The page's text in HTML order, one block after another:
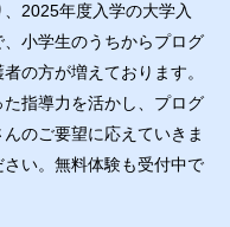
2025年度入学の大学入
小学生のうちからプログ
の方が増えております。
指導力を活かし、プログ
のご要望に応えていきま
い。無料体験も受付中で